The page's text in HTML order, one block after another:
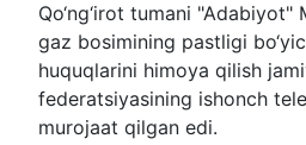
Qo‘ng‘irot tumani "Adabiyot"
gaz bosimining pastligi
huquqlarini himoya qilish
federatsiyasining ishonch
murojaat qilgan edi.